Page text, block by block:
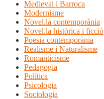
Medieval i Barroca
Modernisme
Novel.la contemporània
Novel.la històrica i ficció
Poesia contemporània
Realisme i Naturalisme
Romanticisme
Pedagogia
Política
Psicologia
Sociologia